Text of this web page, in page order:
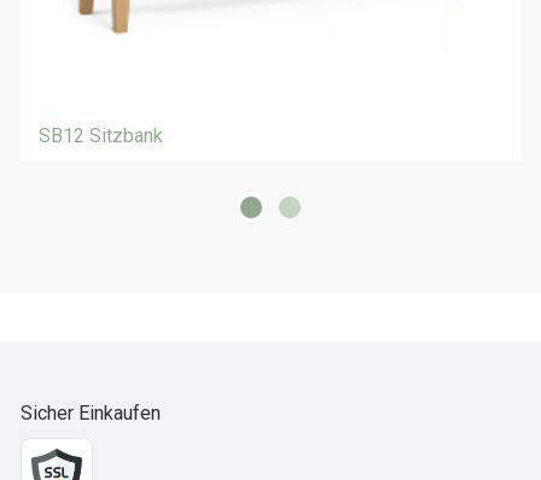
SB12 Sitzbank
Sicher Einkaufen